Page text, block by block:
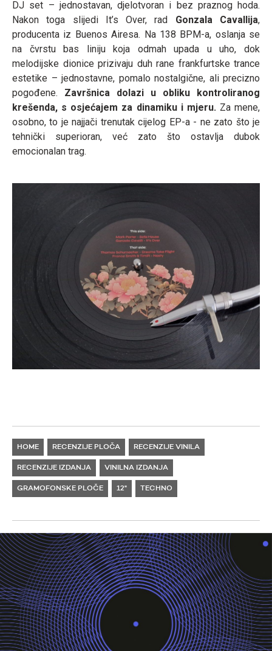
DJ set – jednostavan, djelotvoran i bez praznog hoda.
Nakon toga slijedi It’s Over, rad Gonzala Cavallija,
producenta iz Buenos Airesa. Na 138 BPM-a, oslanja se
na čvrstu bas liniju koja odmah upada u uho, dok
melodijske dionice prizivaju duh rane frankfurtske trance
estetike – jednostavne, pomalo nostalgične, ali precizno
pogođene. Završnica dolazi u obliku kontroliranog
krešenda, s osjećajem za dinamiku i mjeru.Za mene,
osobno, to je najjači trenutak cijelog EP-a - ne zato što je
tehnički superioran, već zato što ostavlja dubok
emocionalan trag.
HOME RECENZIJE PLOČA RECENZIJE VINILA
RECENZIJE IZDANJA VINILNA IZDANJA
GRAMOFONSKE PLOČE 12" TECHNO